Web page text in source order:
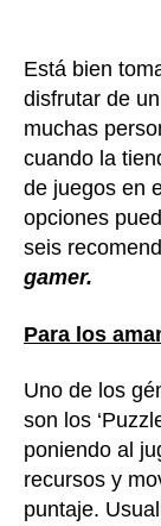
Está bien
disfrutar de
muchas
cuando la
de juegos en
opciones
seis
gamer.
Para los
Uno de los
son los
poniendo al
recursos y
puntaje.